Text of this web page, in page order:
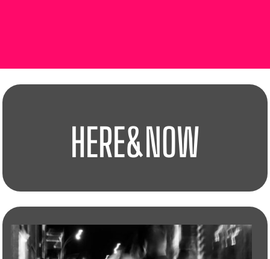
HERE&NOW